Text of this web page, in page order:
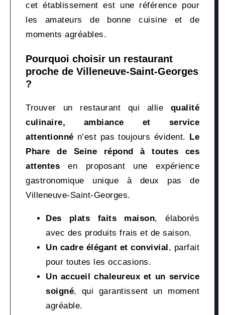
cet établissement est une référence pour
les amateurs de bonne cuisine et de
moments agréables.
Pourquoi choisir un restaurant
proche de Villeneuve-Saint-Georges
?
Trouver un restaurant qui allie qualité
culinaire, ambiance et service
attentionné n’est pas toujours évident. Le
Phare de Seine répond à toutes ces
attentes en proposant une expérience
gastronomique unique à deux pas de
Villeneuve-Saint-Georges.
Des plats faits maison, élaborés
avec des produits frais et de saison.
Un cadre élégant et convivial, parfait
pour toutes les occasions.
Un accueil chaleureux et un service
soigné, qui garantissent un moment
agréable.